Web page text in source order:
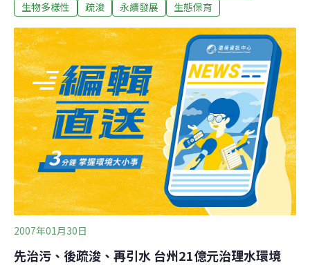
就能明顯看到河中有一堆堆沙洲。河川局評估，這段河域
愈嚴重；韓光恩說，透過疏浚整治，縮小河道範圍，增加
通洪斷面才能「束水攻砂」。不過，這河段是內政部公告
「蘭陽海岸保護區計畫」的「自然保護區」，禁止任何改
變現有生態特色及自然景觀行為；河川局說，基於河川安
全的治理行為，只要主管機關核准即可不受限制，沒有違
法問題。 荒野協會等保育團體希望審慎評估，因此河段與
噶瑪蘭橋下游都是野生動植物與水鳥重要棲息環境，在保
護區疏浚採砂，機械器具、車輛進駐，採砂會造成河水混
濁，生態勢必被破壞。
生物多樣性
疏浚 永續發展 生態保育
2007年01月30日
先治污、後疏浚、再引水 台州21億元治理水環境